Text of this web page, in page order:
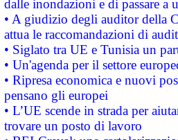
dalle inondazioni e di passare a
• A giudizio degli auditor della
attua le raccomandazioni di
• Siglato tra UE e Tunisia un
• Un'agenda per il settore
• Ripresa economica e nuovi
pensano gli europei
• L’UE scende in strada per
trovare un posto di lavoro